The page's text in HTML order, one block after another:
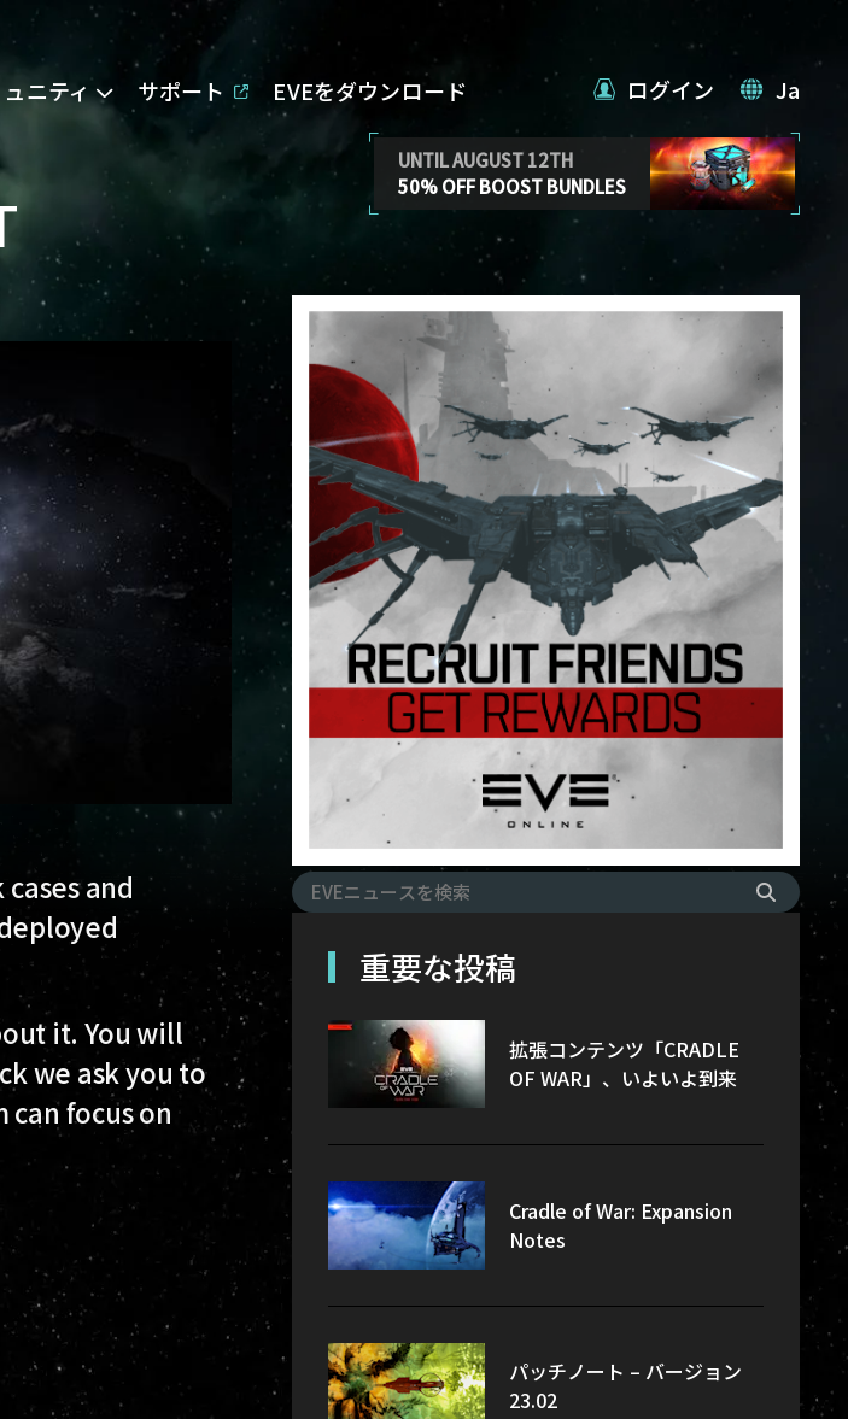
ニティ サポート EVEをダウンロード
UNTIL AUGUST 12TH
50% OFF BOOST BUNDLES
ログイン Ja
and
it. You will
we ask you to
focus on
重要な投稿
拡張コンテンツ「CRADLE
OF WAR」、いよいよ到来
Cradle of War: Expansion
Notes
パッチノート – バージョン
23.02